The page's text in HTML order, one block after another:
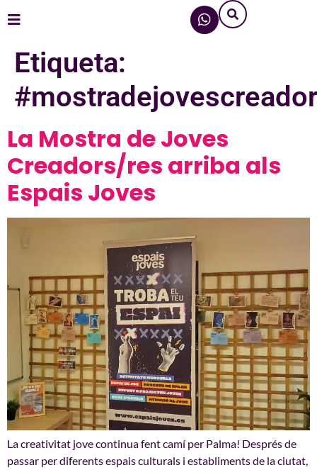
Etiqueta:
La Mostra de Joves
Creadors/res arriba als
Espais Joves
La creativitat jove continua fent camí per Palma! Després de
passar per diferents espais culturals i establiments de la ciutat,